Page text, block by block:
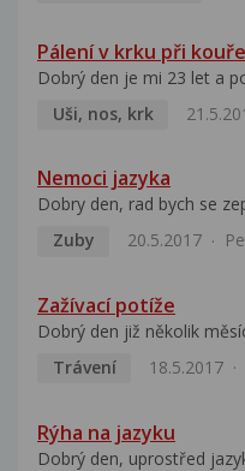
Pálení v krku při
Dobrý den je mi 23 let a
Uši, nos, krk
Nemoci jazyka
Dobry den, rad bych se
Zuby
20.5.2017
Zažívací potíže
Dobrý den již několik
Trávení
18.5.2017
Rýha na jazyku
Dobrý den, uprostřed